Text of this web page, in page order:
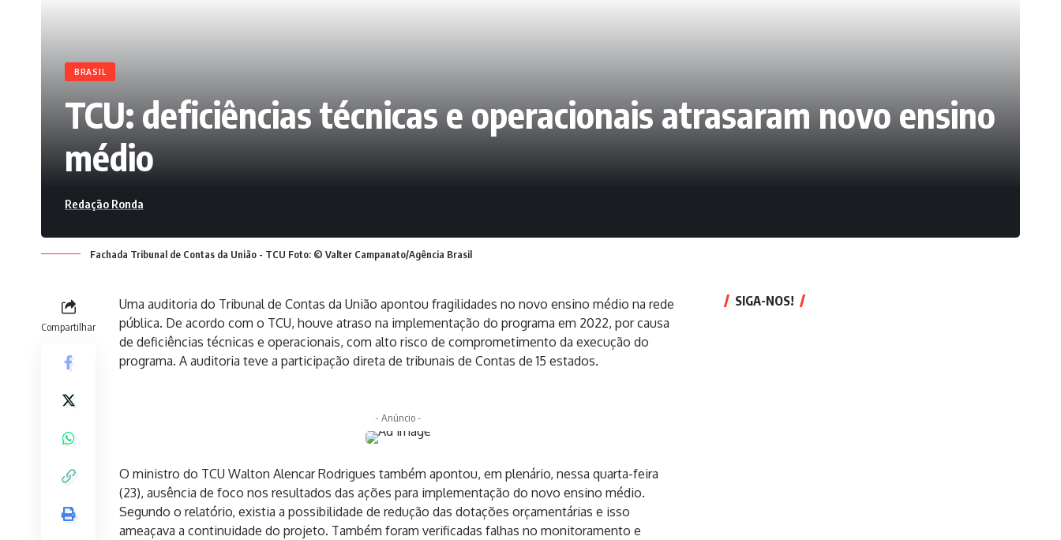
BRASIL
TCU: deficiências técnicas e operacionais atrasaram novo ensino
médio
Redação Ronda
Fachada Tribunal de Contas da União - TCU Foto: © Valter Campanato/Agência Brasil
Compartilhar
Uma auditoria do Tribunal de Contas da União apontou fragilidades no novo ensino médio na rede
pública. De acordo com o TCU, houve atraso na implementação do programa em 2022, por causa
de deficiências técnicas e operacionais, com alto risco de comprometimento da execução do
programa. A auditoria teve a participação direta de tribunais de Contas de 15 estados.
- Anúncio -
O ministro do TCU Walton Alencar Rodrigues também apontou, em plenário, nessa quarta-feira
(23), ausência de foco nos resultados das ações para implementação do novo ensino médio.
Segundo o relatório, existia a possibilidade de redução das dotações orçamentárias e isso
ameaçava a continuidade do projeto. Também foram verificadas falhas no monitoramento e
SIGA-NOS!